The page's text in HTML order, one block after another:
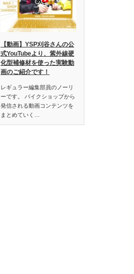
【動画】YSP刈谷さんの公
式YouTubeより、紫外線硬
化型補修材を使った実験動
画のご紹介です！
レギュラー編集部員のノーリ
ーです。 バイクショップから
発信される動画コンテンツを
まとめていく…